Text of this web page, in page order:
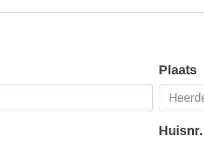
Plaats
Huisnr.